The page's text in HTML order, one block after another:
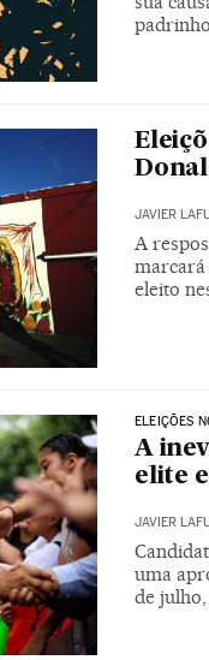
JAVIER
A
eleito
ELEIÇÕES
A
elite
JAVIER
uma
de julho,